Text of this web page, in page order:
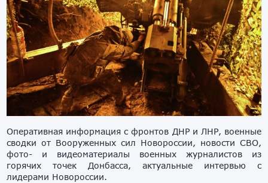
Оперативная информация с фронтов ДНР и ЛНР, военные
сводки от Вооруженных сил Новороссии, новости СВО,
фото- и видеоматериалы военных журналистов из
горячих точек Донбасса, актуальные интервью с
лидерами Новороссии.